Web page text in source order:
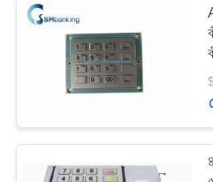
PRIVACY
POLICY